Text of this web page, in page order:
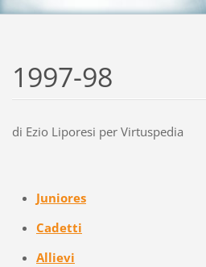
1997-98
di Ezio Liporesi per Virtuspedia
Juniores
Cadetti
Allievi